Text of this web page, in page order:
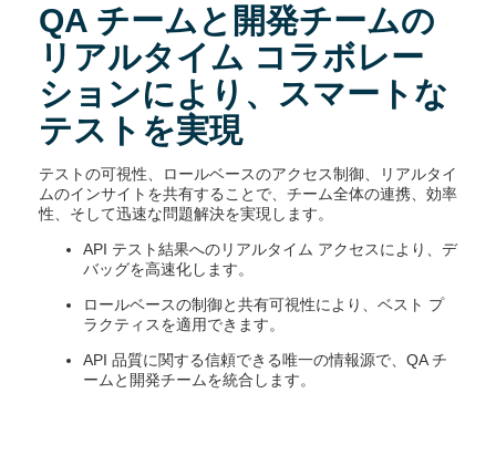
QA チームと開発チームの
リアルタイム コラボレー
ションにより、スマートな
テストを実現
テストの可視性、ロールベースのアクセス制御、リアルタイ
ムのインサイトを共有することで、チーム全体の連携、効率
性、そして迅速な問題解決を実現します。
API テスト結果へのリアルタイム アクセスにより、デ
バッグを高速化します。
ロールベースの制御と共有可視性により、ベスト プ
ラクティスを適用できます。
API 品質に関する信頼できる唯一の情報源で、QA チ
ームと開発チームを統合します。